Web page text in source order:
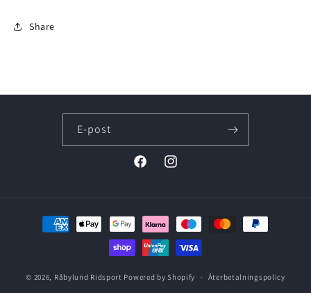
Share
E-post
FacebookInstagram
Betalningsmetoder
© 2026, Råbylund Ridsport Powered by Shopify Återbetalningspolicy